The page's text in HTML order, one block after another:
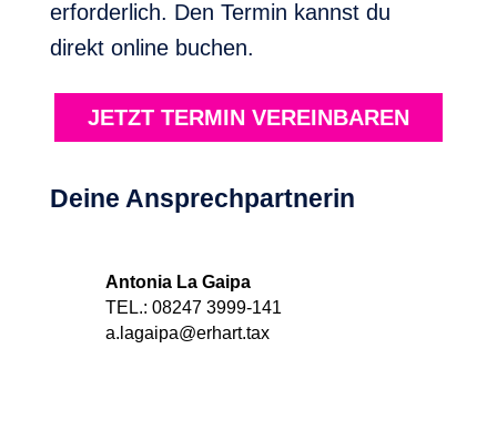
erforderlich. Den Termin kannst du
direkt online buchen.
JETZT TERMIN VEREINBAREN
Deine Ansprechpartnerin
Antonia La Gaipa
TEL.: 08247 3999-141
a.lagaipa@erhart.tax